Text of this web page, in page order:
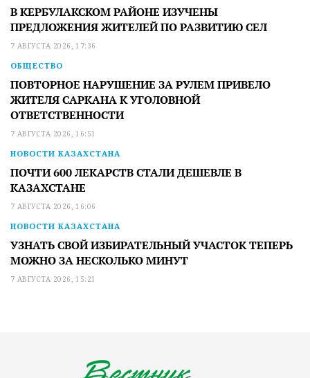
В КЕРБУЛАКСКОМ РАЙОНЕ ИЗУЧЕНЫ
ПРЕДЛОЖЕНИЯ ЖИТЕЛЕЙ ПО РАЗВИТИЮ СЕЛ
7 АВГУСТА 2026, 17:36
ОБЩЕСТВО
ПОВТОРНОЕ НАРУШЕНИЕ ЗА РУЛЕМ ПРИВЕЛО
ЖИТЕЛЯ САРКАНА К УГОЛОВНОЙ
ОТВЕТСТВЕННОСТИ
7 АВГУСТА 2026, 16:51
НОВОСТИ КАЗАХСТАНА
ПОЧТИ 600 ЛЕКАРСТВ СТАЛИ ДЕШЕВЛЕ В
КАЗАХСТАНЕ
7 АВГУСТА 2026, 16:06
НОВОСТИ КАЗАХСТАНА
УЗНАТЬ СВОЙ ИЗБИРАТЕЛЬНЫЙ УЧАСТОК ТЕПЕРЬ
МОЖНО ЗА НЕСКОЛЬКО МИНУТ
7 АВГУСТА 2026, 15:21